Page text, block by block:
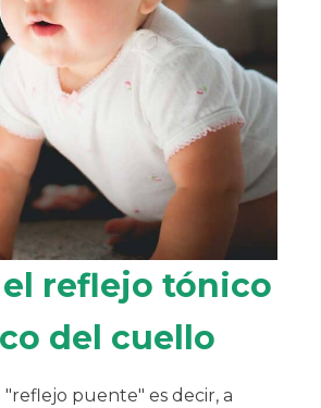
el reflejo tónico
del cuello
puente" es decir, a